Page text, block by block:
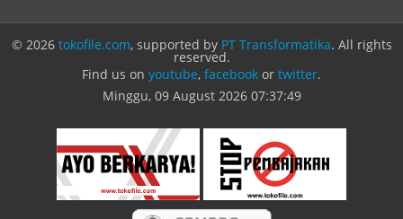
© 2026 tokofile.com, supported by PT Transformatika. All rights
reserved.
Find us on youtube, facebook or twitter.
Minggu, 09 August 2026 07:37:50